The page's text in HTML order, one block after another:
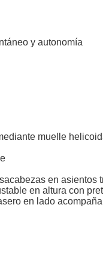
y autonomía
muelle
en asientos
en altura con
en lado